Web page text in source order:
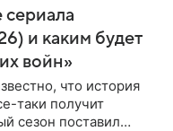
сериала
и каким будет
войн»
что история
таки получит
сезон поставил